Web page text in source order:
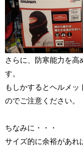
さらに、防寒能力を高
す。
もしかするとヘルメ
のでご注意ください。
ちなみに・・・
サイズ的に余裕があれ